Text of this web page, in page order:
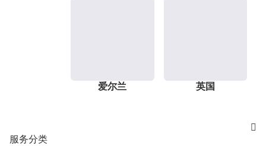
爱尔兰 英国

服务分类